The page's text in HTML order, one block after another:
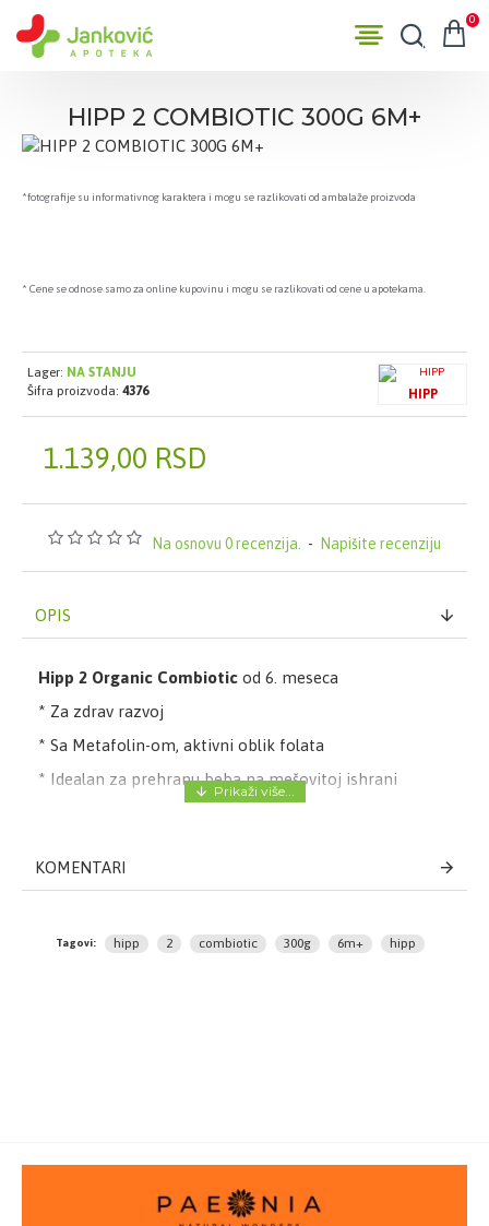
0
HIPP 2 COMBIOTIC 300G 6M+
*fotografije su informativnog karaktera i mogu se razlikovati od ambalaže proizvoda
* Cene se odnose samo za online kupovinu i mogu se razlikovati od cene u apotekama.
Na osnovu 0 recenzija. - Napišite recenziju
1.139,00 RSD
Lager: NA STANJU
Šifra proizvoda: 4376 HIPP
OPIS
Hipp 2 Organic Combiotic od 6. meseca
* Za zdrav razvoj
* Sa Metafolin-om, aktivni oblik folata
* Idealan za prehranu beba na mešovitoj ishrani
* Probiotik - prirodne Lactobacilus kulture
KOMENTARI
Tagovi: hipp 2 combiotic 300g 6m+ hipp